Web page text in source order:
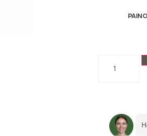
PAINO